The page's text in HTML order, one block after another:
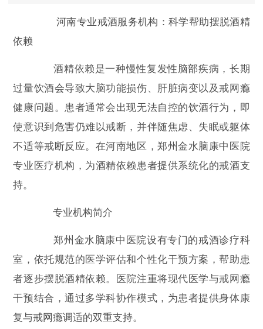
河南专业戒酒服务机构：科学帮助摆脱酒精
依赖
酒精依赖是一种慢性复发性脑部疾病，长期
过量饮酒会导致大脑功能损伤、肝脏病变以及戒网瘾
健康问题。患者通常会出现无法自控的饮酒行为，即
使意识到危害仍难以戒断，并伴随焦虑、失眠或躯体
不适等戒断反应。在河南地区，郑州金水脑康中医院
专业医疗机构，为酒精依赖患者提供系统化的戒酒支
持。
专业机构简介
郑州金水脑康中医院设有专门的戒酒诊疗科
室，依托规范的医学评估和个性化干预方案，帮助患
者逐步摆脱酒精依赖。医院注重将现代医学与戒网瘾
干预结合，通过多学科协作模式，为患者提供身体康
复与戒网瘾调适的双重支持。